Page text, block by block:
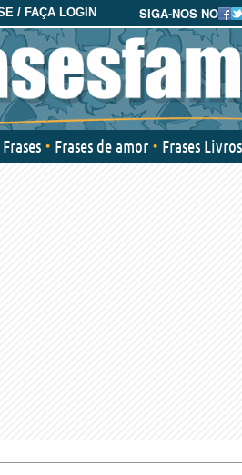
SIGA-NOS NO
/ FAÇA LOGIN
Frases Frases de amor Frases Livros